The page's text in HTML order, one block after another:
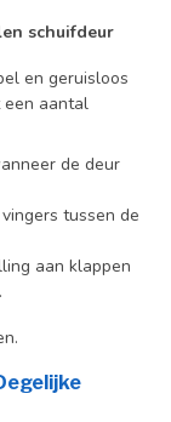
schuifdeur
en geruisloos
een aantal
de deur
tussen de
aan klappen